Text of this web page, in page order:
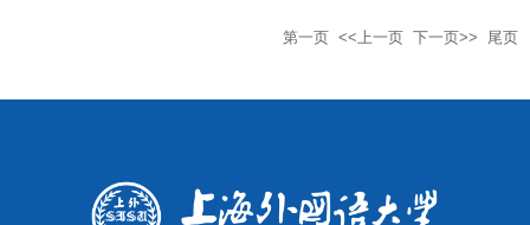
第一页 <<上一页 下一页>> 尾页